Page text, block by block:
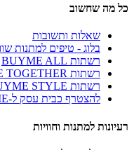
כל מה שחשוב
שאלות ותשובות
בלוג - טיפים למתנות
רשתות BUYME ALL
רשתות BUYME TOGETHER
רשתות BUYME STYLE
להצטרף כבית עסק ל-BUYME
רעיונות למתנות וחוויות